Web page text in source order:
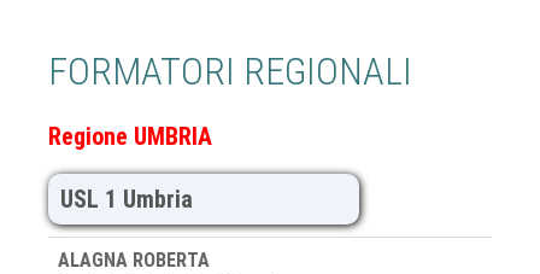
FORMATORI REGIONALI
Regione UMBRIA
USL 1 Umbria
ALAGNA ROBERTA